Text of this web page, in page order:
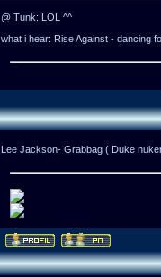
@ Tunk: LOL ^^
what i hear: Rise Against - dancing
Lee Jackson- Grabbag ( Duke